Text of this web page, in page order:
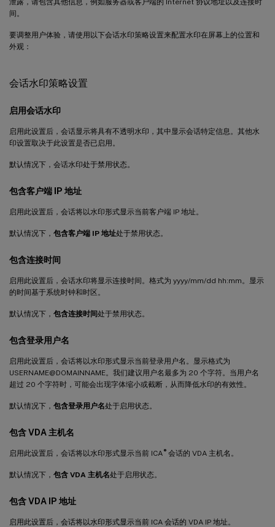
间。
要调整用户体验，请使用以下会话水印策略设置来配置水印在屏幕上的位置和
外观：
会话水印策略设置
启用会话水印
启用此设置后，会话显示将具有不透明水印，其中显示会话特定信息。其他水
印设置取决于此设置是否已启用。
默认情况下，会话水印处于禁用状态。
包含客户端 IP 地址
启用此设置后，会话将以水印形式显示当前客户端 IP 地址。
默认情况下， 包含客户端 IP 地址处于禁用状态。
包含连接时间
启用此设置后，会话水印将显示连接时间。格式为 yyyy/mm/dd hh:mm。显示
的时间基于系统时钟和时区。
默认情况下， 包含连接时间处于禁用状态。
包含登录用户名
启用此设置后，会话将以水印形式显示当前登录用户名。显示格式为
USERNAME@DOMAINNAME。我们建议用户名最多为 20 个字符。当用户名
超过 20 个字符时，可能会出现字体缩小或截断，从而降低水印的有效性。
默认情况下， 包含登录用户名处于启用状态。
包含 VDA 主机名
启用此设置后，会话将以水印形式显示当前 ICA ®会话的 VDA 主机名。
默认情况下， 包含 VDA 主机名处于启用状态。
包含 VDA IP 地址
启用此设置后，会话将以水印形式显示当前 ICA 会话的 VDA IP 地址。